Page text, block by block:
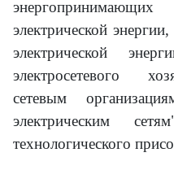
энергопринимающих
электрической
электрической
электросетевого
сетевым
электрическим
технологического